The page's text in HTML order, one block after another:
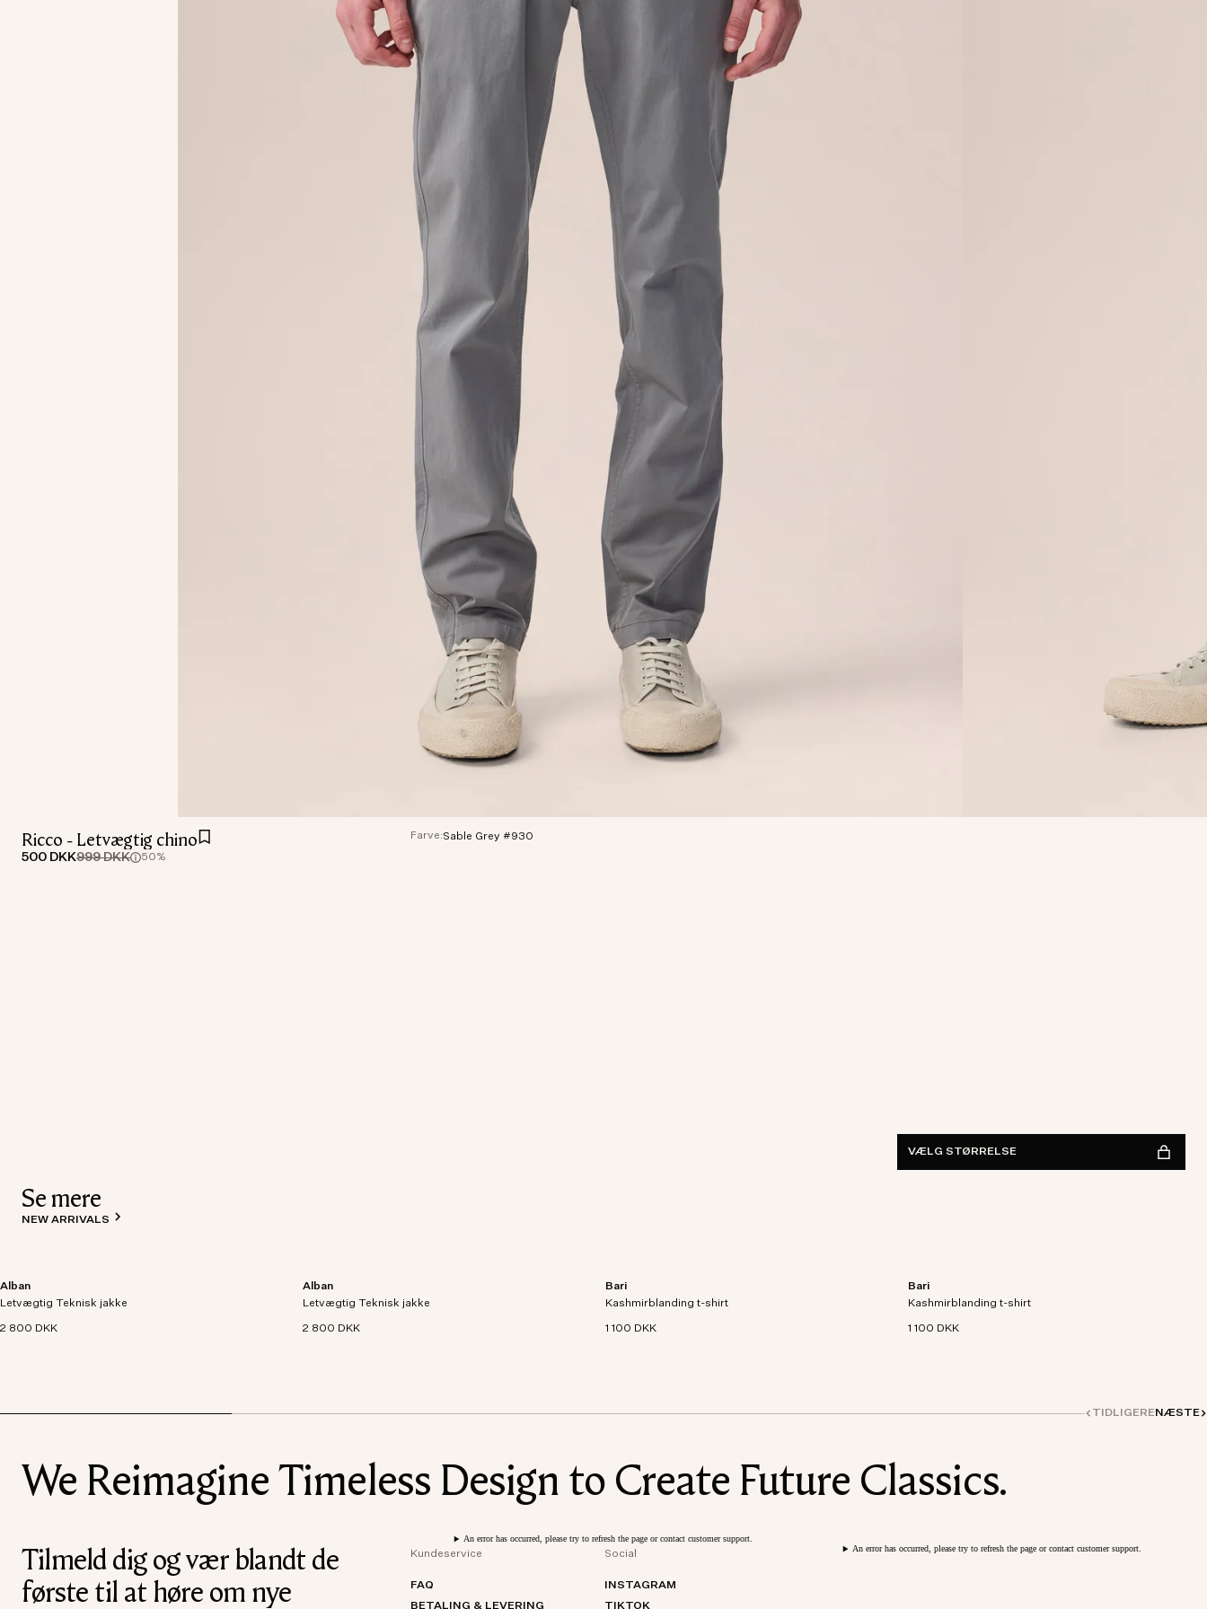
Ricco - Letvægtig chino
500 DKK999 DKK 50%
Farve:Sable Grey #930
VÆLG STØRRELSE
Se mere
NEW ARRIVALS
Alban
Letvægtig Teknisk jakke
2 800 DKK
Letvægtsjakke skabt i et åndbart og vandtæt
teknisk stof, designet med detaljer som logo-
sidelommer.
Alban
Letvægtig Teknisk jakke
2 800 DKK
Letvægtsjakke skabt i et åndbart og vandtæt
teknisk stof, designet med detaljer som logo-
sidelommer.
Bari
Kashmirblanding t-shirt
1 100 DKK
Kortærmet T-shirt i en strikket blanding af
økologisk bomuld og kashmir.
Bari
Kashmirblanding t-shirt
1 100 DKK
Kortærmet T-shirt i en strikket blanding af
økologisk bomuld og kashmir.
TIDLIGERE NÆSTE
We Reimagine Timeless Design to Create Future Classics.
An error has occurred, please try to refresh the page or contact customer support.
Tilmeld dig og vær blandt de
første til at høre om nye
Kundeservice
FAQ
BETALING & LEVERING
Social
INSTAGRAM
TIKTOK
An error has occurred, please try to refresh the page or contact customer support.